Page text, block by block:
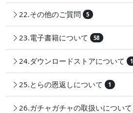
22.その他のご質問 5
23.電子書籍について 58
24.ダウンロードストアについて 1
25.とらの恩返しについて 1
26.ガチャガチャの取扱いについて